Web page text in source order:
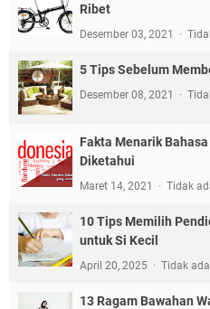
Ribet
Desember 03, 2021
5 Tips Sebelum
Desember 08, 2021
Fakta Menarik
Diketahui
Maret 14, 2021 Tidak
10 Tips Memilih
untuk Si Kecil
April 20, 2025 Tidak
13 Ragam Bawahan